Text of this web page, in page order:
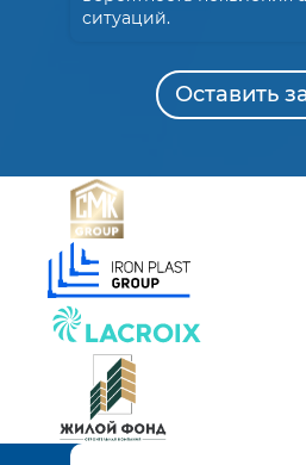
ситуаций.
Оставить